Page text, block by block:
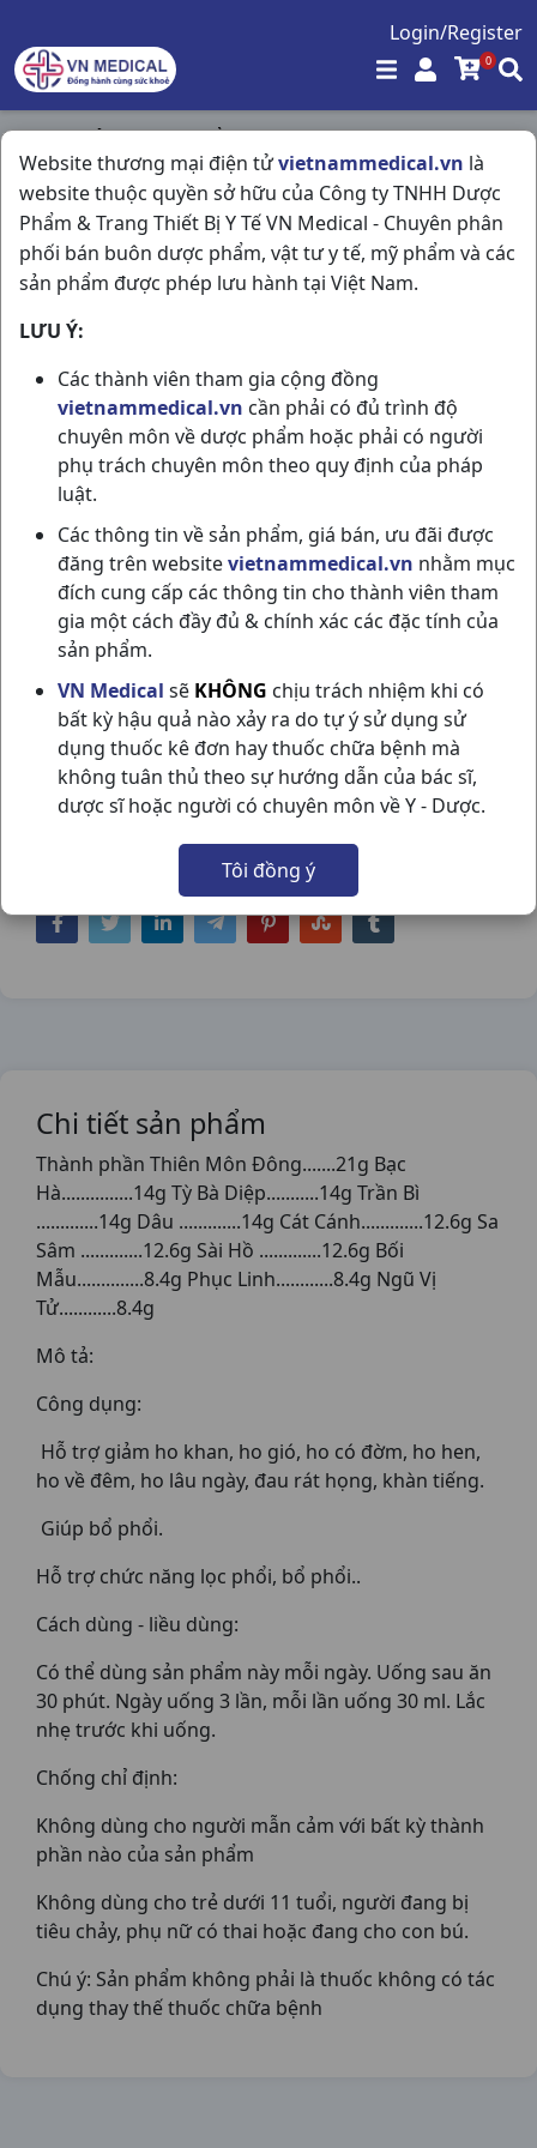
Login/Register
0
Website thương mại điện tửvietnammedical.vn là
website thuộc quyền sở hữu của Công ty TNHH Dược
Phẩm & Trang Thiết Bị Y Tế VN Medical - Chuyên phân
phối bán buôn dược phẩm, vật tư y tế, mỹ phẩm và các
sản phẩm được phép lưu hành tại Việt Nam.
LƯU Ý:
Các thành viên tham gia cộng đồng
vietnammedical.vn cần phải có đủ trình độ
chuyên môn về dược phẩm hoặc phải có người
phụ trách chuyên môn theo quy định của pháp
luật.
Các thông tin về sản phẩm, giá bán, ưu đãi được
đăng trên websitevietnammedical.vn nhằm mục
đích cung cấp các thông tin cho thành viên tham
gia một cách đầy đủ & chính xác các đặc tính của
sản phẩm.
VN Medical sẽ KHÔNG chịu trách nhiệm khi có
bất kỳ hậu quả nào xảy ra do tự ý sử dụng sử
dụng thuốc kê đơn hay thuốc chữa bệnh mà
không tuân thủ theo sự hướng dẫn của bác sĩ,
dược sĩ hoặc người có chuyên môn về Y - Dược.
Tôi đồng ý
Trang chủ / Thực Phẩm Chức Năng /
Thiên Môn Bổ Phổi C280ml Bidophar
THIÊN MÔN BỔ PHỔI C280ML
BIDOPHAR
NSX:Bidophar
Nhóm hàng:
Thực Phẩm Chức Năng,
Chia sẻ qua mạng xã hội:
Chi tiết sản phẩm
Thành phần Thiên Môn Đông.......21g Bạc
Hà...............14g Tỳ Bà Diệp...........14g Trần Bì
.............14g Dâu .............14g Cát Cánh.............12.6g Sa
Sâm .............12.6g Sài Hồ .............12.6g Bối
Mẫu..............8.4g Phục Linh............8.4g Ngũ Vị
Tử............8.4g
Mô tả:
Công dụng:
Hỗ trợ giảm ho khan, ho gió, ho có đờm, ho hen,
ho về đêm, ho lâu ngày, đau rát họng, khàn tiếng.
Giúp bổ phổi.
Hỗ trợ chức năng lọc phổi, bổ phổi..
Cách dùng - liều dùng:
Có thể dùng sản phẩm này mỗi ngày. Uống sau ăn
30 phút. Ngày uống 3 lần, mỗi lần uống 30 ml. Lắc
nhẹ trước khi uống.
Chống chỉ định:
Không dùng cho người mẫn cảm với bất kỳ thành
phần nào của sản phẩm
Không dùng cho trẻ dưới 11 tuổi, người đang bị
tiêu chảy, phụ nữ có thai hoặc đang cho con bú.
Chú ý: Sản phẩm không phải là thuốc không có tác
dụng thay thế thuốc chữa bệnh